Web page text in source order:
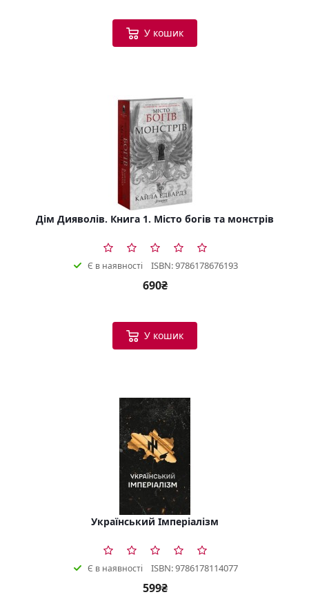
У кошик
Дім Дияволів. Книга 1. Місто богів та монстрів
Є в наявності ISBN: 9786178676193
690₴
У кошик
Український Імперіалізм
Є в наявності ISBN: 9786178114077
599₴